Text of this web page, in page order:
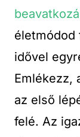
életmódod
idővel
Emlékezz,
az első
felé. Az